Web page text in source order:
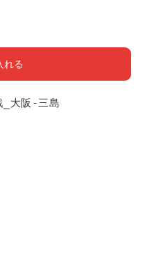
れる
_大阪-三島